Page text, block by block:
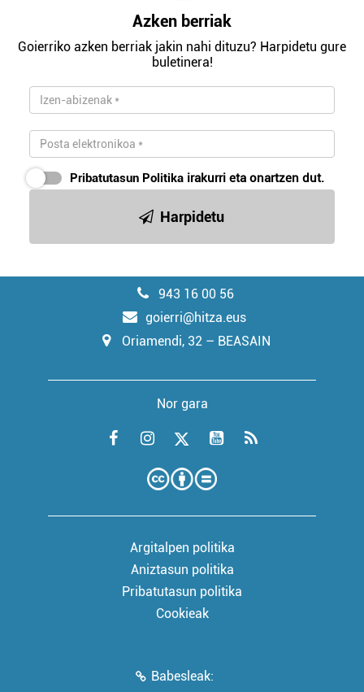
Azken berriak
Goierriko azken berriak jakin nahi dituzu? Harpidetu gure
buletinera!
Pribatutasun Politika irakurri eta onartzen dut.
Harpidetu
943 16 00 56
goierri@hitza.eus
Oriamendi, 32 – BEASAIN
Nor gara
Argitalpen politika
Aniztasun politika
Pribatutasun politika
Cookieak
Babesleak: